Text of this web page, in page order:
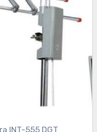
INT-555 DGT